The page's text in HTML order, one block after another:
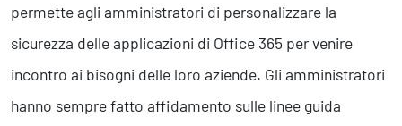
Business Intelligence, Analitiche e Intelligenza Artificiale
Operation
permette agli amministratori di personalizzare la
sicurezza delle applicazioni di Office 365 per venire
incontro ai bisogni delle loro aziende. Gli amministratori
hanno sempre fatto affidamento sulle linee guida